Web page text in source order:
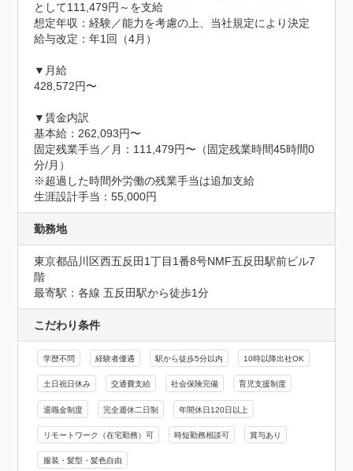
として111,479円～を支給
想定年収：経験／能力を考慮の上、当社規定により決定
給与改定：年1回（4月）
▼月給
428,572円〜
▼賃金内訳
基本給：262,093円〜
固定残業手当／月：111,479円〜（固定残業時間45時間0
分/月）
※超過した時間外労働の残業手当は追加支給
生涯設計手当：55,000円
勤務地
東京都品川区西五反田1丁目1番8号NMF五反田駅前ビル7
階
最寄駅：各線 五反田駅から徒歩1分
こだわり条件
学歴不問 経験者優遇 駅から徒歩5分以内 10時以降出社OK
土日祝日休み 交通費支給 社会保険完備 育児支援制度
退職金制度 完全週休二日制 年間休日120日以上
リモートワーク（在宅勤務）可 時短勤務相談可 賞与あり
服装・髪型・髪色自由